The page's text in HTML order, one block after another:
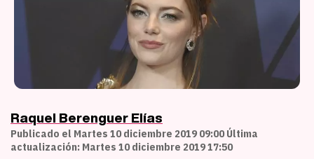
Raquel Berenguer Elías
Publicado el Martes 10 diciembre 2019 09:00 Última
actualización: Martes 10 diciembre 2019 17:50